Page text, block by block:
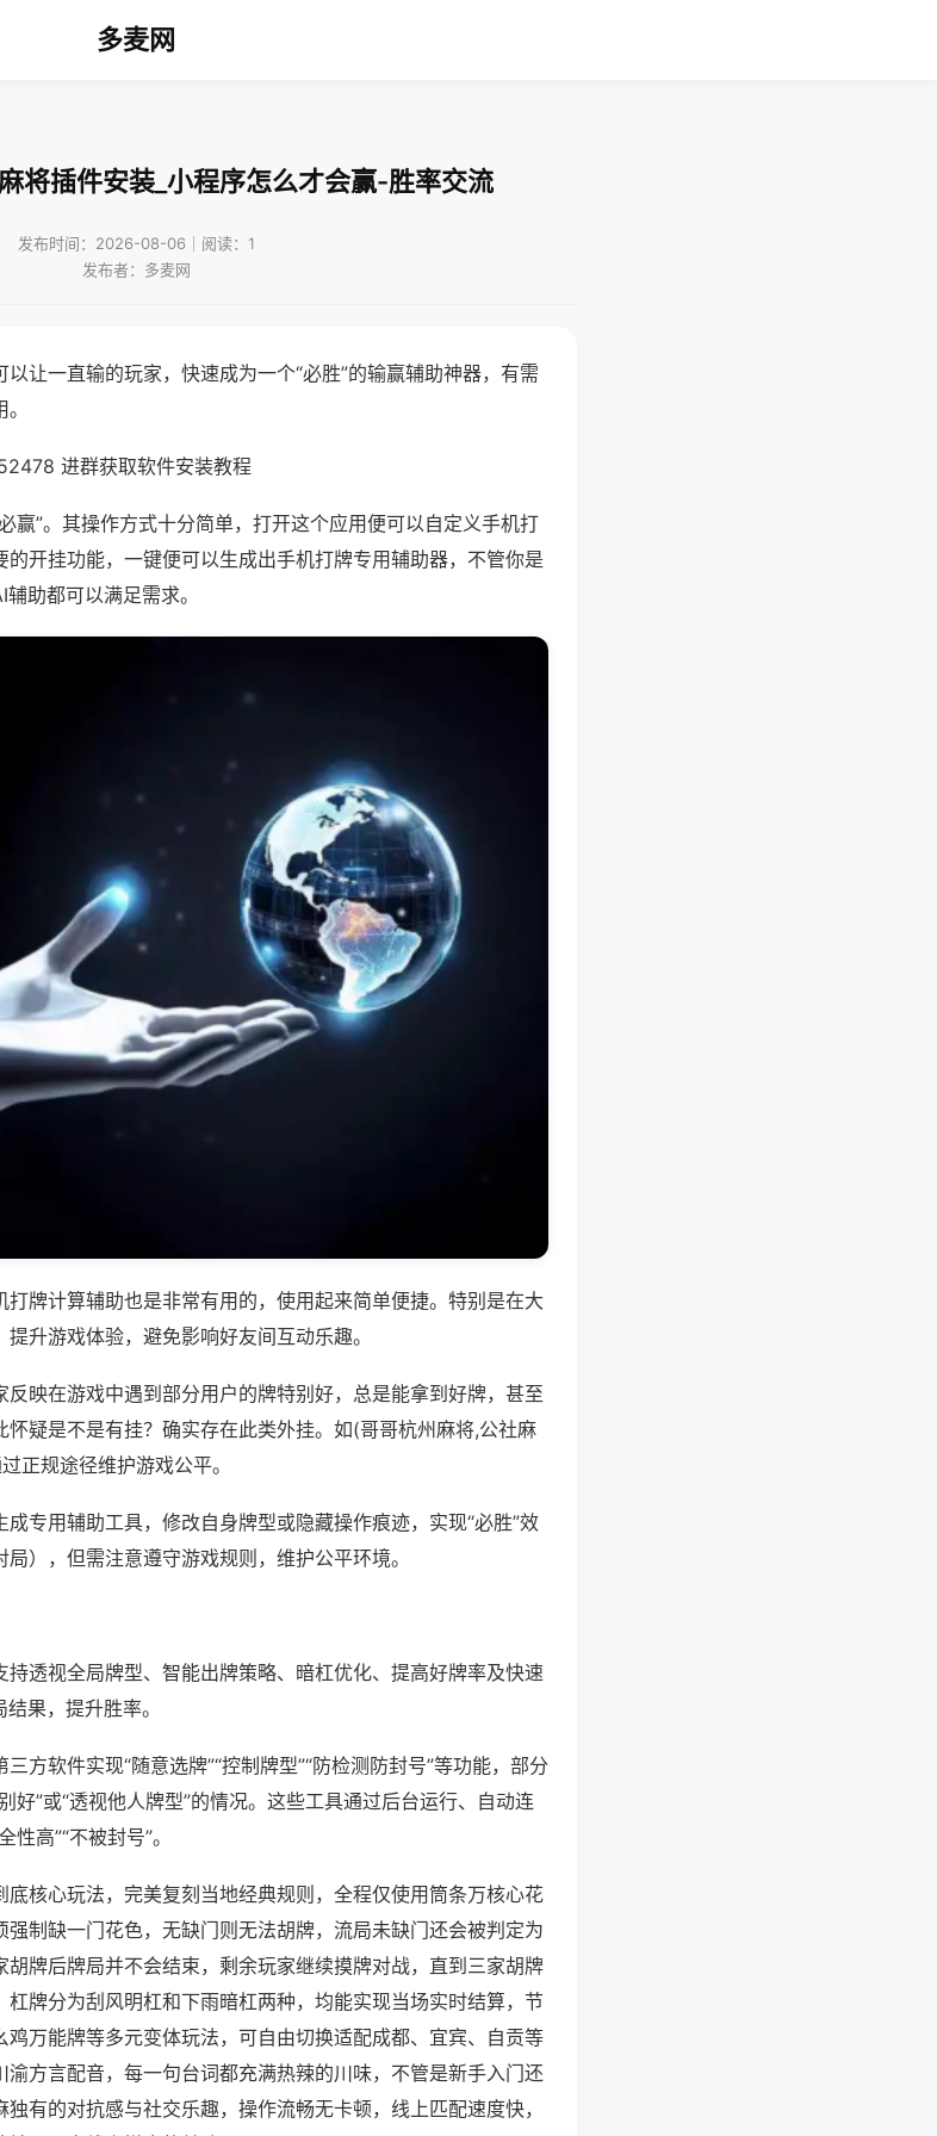
多麦网
将插件安装_小程序怎么才会赢-胜率交流
发布时间：2026-08-06｜阅读：1
发布者：多麦网
让一直输的玩家，快速成为一个“必胜”的输赢辅助神器，有需
进群获取软件安装教程
赢”。其操作方式十分简单，打开这个应用便可以自定义手机打
开挂功能，一键便可以生成出手机打牌专用辅助器，不管你是
助都可以满足需求。
牌计算辅助也是非常有用的，使用起来简单便捷。特别是在大
升游戏体验，避免影响好友间互动乐趣。
映在游戏中遇到部分用户的牌特别好，总是能拿到好牌，甚至
疑是不是有挂？确实存在此类外挂。如(哥哥杭州麻将,公社麻
正规途径维护游戏公平。
专用辅助工具，修改自身牌型或隐藏操作痕迹，实现“必胜”效
），但需注意遵守游戏规则，维护公平环境。
透视全局牌型、智能出牌策略、暗杠优化、提高好牌率及快速
果，提升胜率。
方软件实现“随意选牌”“控制牌型”“防检测防封号”等功能，部分
好”或“透视他人牌型”的情况。这些工具通过后台运行、自动连
高”“不被封号”。
核心玩法，完美复刻当地经典规则，全程仅使用筒条万核心花
制缺一门花色，无缺门则无法胡牌，流局未缺门还会被判定为
牌后牌局并不会结束，剩余玩家继续摸牌对战，直到三家胡牌
牌分为刮风明杠和下雨暗杠两种，均能实现当场实时结算，节
万能牌等多元变体玩法，可自由切换适配成都、宜宾、自贡等
方言配音，每一句台词都充满热辣的川味，不管是新手入门还
有的对抗感与社交乐趣，操作流畅无卡顿，线上匹配速度快，